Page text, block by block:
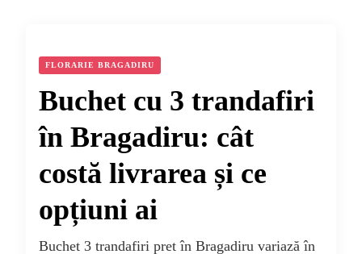
FLORARIE BRAGADIRU
Buchet cu 3 trandafiri
în Bragadiru: cât
costă livrarea și ce
opțiuni ai
Buchet 3 trandafiri pret în Bragadiru variază în